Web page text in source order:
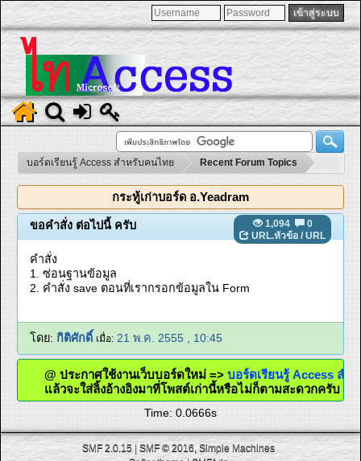
บอร์ดเรียนรู้ Access สำหรับคนไทย Recent Forum Topics
กระทู้เก่าบอร์ด อ.Yeadram
1,094
0
URL.หัวข้อ / URL
ขอคำสั่ง ต่อไปนี้ ครับ
คำสั่ง
1. ซ่อนฐานข้อมูล
2. คำสั่ง save ตอนที่เรากรอกข้อมูลใน Form
โดย: กิติศักดิ์ เมื่อ: 21 พ.ค. 2555 , 10:45
@ ประกาศใช้งานเว็บบอร์ดใหม่ =>บอร์ดเรียนรู้ Access ส
แล้วจะใส่ลิ้งอ้างอิงมาที่โพสต์เก่านี้หรือไม่ก็ตามสะดวกครับ
Time: 0.0666s
SMF 2.0.15 SMF © 2016 Simple Machines